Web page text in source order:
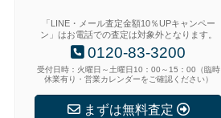
「LINE・メール査定金額10％UPキャンペー
ン」はお電話での査定は対象外となります。
0120-83-3200
受付日時：火曜日～土曜日10：00～15：00（臨時
休業有り・営業カレンダーをご確認ください）
まずは無料査定